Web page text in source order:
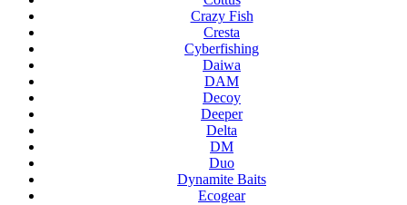
Crazy Fish
Cresta
Cyberfishing
Daiwa
DAM
Decoy
Deeper
Delta
DM
Duo
Dynamite Baits
Ecogear